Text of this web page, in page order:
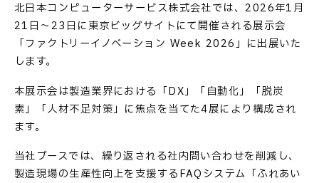
セミナー
よくあるご質問
北日本コンピューターサービス株式会社では、2026年1月
21日～23日に東京ビッグサイトにて開催される展示会
「ファクトリーイノベーション Week 2026」に出展いた
します。
本展示会は製造業界における「DX」「自動化」「脱炭
素」「人材不足対策」に焦点を当てた4展により構成され
ます。
当社ブースでは、繰り返される社内問い合わせを削減し、
製造現場の生産性向上を支援するFAQシステム「ふれあい